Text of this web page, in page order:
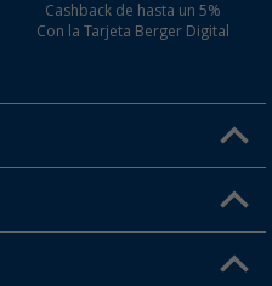
Cashback de hasta un 5%
Con la Tarjeta Berger Digital